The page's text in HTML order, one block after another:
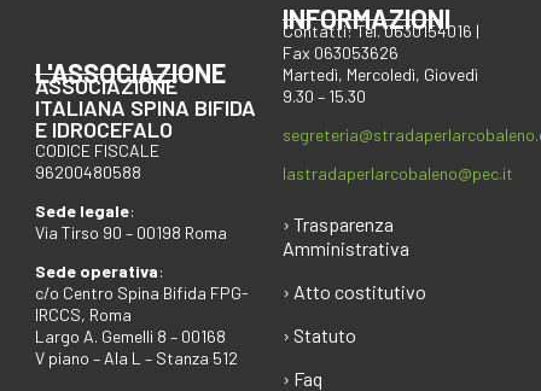
L'ASSOCIAZIONE
ASSOCIAZIONE
ITALIANA SPINA BIFIDA
E IDROCEFALO
CODICE FISCALE
96200480588
Sede legale:
Via Tirso 90 – 00198 Roma
Sede operativa:
c/o Centro Spina Bifida FPG-
IRCCS, Roma
Largo A. Gemelli 8 – 00168
V piano – Ala L – Stanza 512
INFORMAZIONI
Contatti: Tel. 0630154016 |
Fax 063053626
Martedì, Mercoledì, Giovedì
9.30 – 15.30
lastradaperlarcobaleno@pec.it
› Trasparenza
Amministrativa
› Atto costitutivo
› Statuto
› Faq